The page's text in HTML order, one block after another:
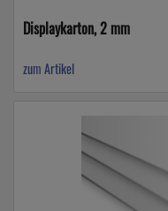
Displaykarton, 2 mm
zum Artikel